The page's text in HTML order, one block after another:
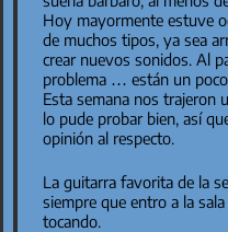
Hoy mayormente estuve
de muchos tipos, ya sea
crear nuevos sonidos. Al
problema … están un
Esta semana nos trajeron
lo pude probar bien, así
opinión al respecto.
La guitarra favorita de la
siempre que entro a la
tocando.